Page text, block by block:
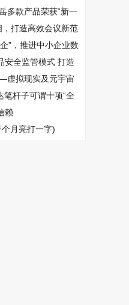
多款产品荣获“新一
，打造高效会议新范
”，推进中小企业数
安全监管模式 打造
虚拟现实及元宇宙
笔杆子可谓十项“全
赖
月亮打一字)